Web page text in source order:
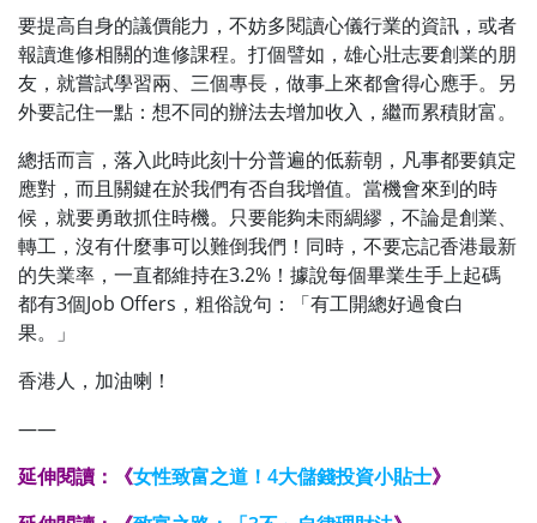
要提高自身的議價能力，不妨多閱讀心儀行業的資訊，或者
報讀進修相關的進修課程。打個譬如，雄心壯志要創業的朋
友，就嘗試學習兩、三個專長，做事上來都會得心應手。另
外要記住一點：想不同的辦法去增加收入，繼而累積財富。
總括而言，落入此時此刻十分普遍的低薪朝，凡事都要鎮定
應對，而且關鍵在於我們有否自我增值。當機會來到的時
候，就要勇敢抓住時機。只要能夠未雨綢繆，不論是創業、
轉工，沒有什麼事可以難倒我們！同時，不要忘記香港最新
的失業率，一直都維持在3.2%！據說每個畢業生手上起碼
都有3個Job Offers，粗俗說句：「有工開總好過食白
果。」
香港人，加油喇！
——
延伸閱讀：《女性致富之道！4大儲錢投資小貼士》